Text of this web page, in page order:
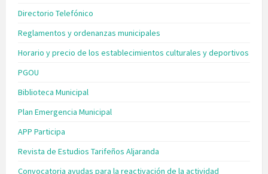
Directorio Telefónico
Reglamentos y ordenanzas municipales
Horario y precio de los establecimientos culturales y deportivos
PGOU
Biblioteca Municipal
Plan Emergencia Municipal
APP Participa
Revista de Estudios Tarifeños Aljaranda
Convocatoria ayudas para la reactivación de la actividad